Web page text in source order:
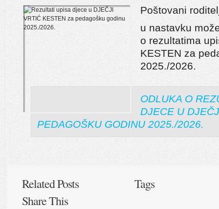
Poštovani
u nastavku
o rezultatima
KESTEN za
2025./2026.
ODLUKA O
DJECE U
PEDAGOŠKU GODINU 2025./2026.
Related Posts
Tags
Share This